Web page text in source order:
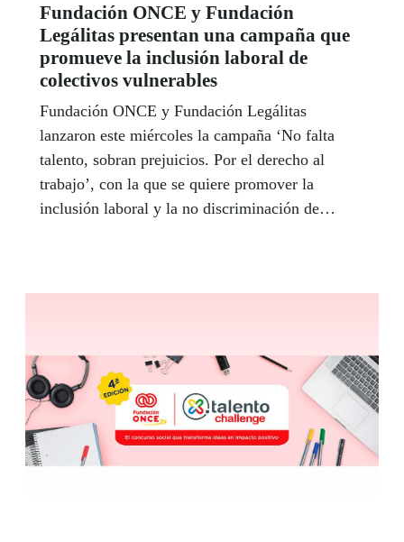
Fundación ONCE y Fundación
Legálitas presentan una campaña que
promueve la inclusión laboral de
colectivos vulnerables
Fundación ONCE y Fundación Legálitas
lanzaron este miércoles la campaña ‘No falta
talento, sobran prejuicios. Por el derecho al
trabajo’, con la que se quiere promover la
inclusión laboral y la no discriminación de